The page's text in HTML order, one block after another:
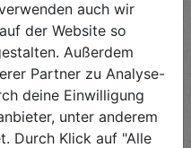
von der
auch wir
der Website so
Außerdem
Partner zu Analyse-
deine Einwilligung
unter anderem
Durch Klick auf "Alle